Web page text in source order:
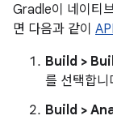
Gradle이 네이티
면 다음과 같이
Build >
를 선택합니
Build >